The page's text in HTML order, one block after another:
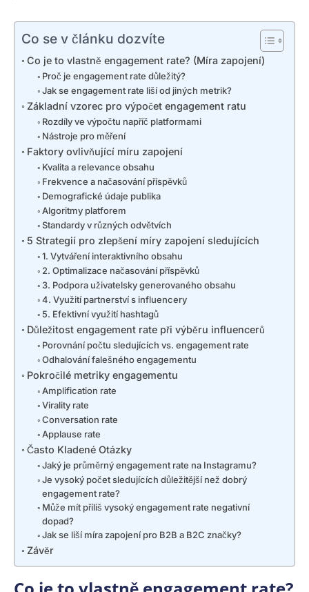
Co se v článku dozvíte
Co je to vlastně engagement rate? (Míra zapojení)
Proč je engagement rate důležitý?
Jak se engagement rate liší od jiných metrik?
Základní vzorec pro výpočet engagement ratu
Rozdíly ve výpočtu napříč platformami
Nástroje pro měření
Faktory ovlivňující míru zapojení
Kvalita a relevance obsahu
Frekvence a načasování příspěvků
Demografické údaje publika
Algoritmy platforem
Standardy v různých odvětvích
5 Strategií pro zlepšení míry zapojení sledujících
1. Vytváření interaktivního obsahu
2. Optimalizace načasování příspěvků
3. Podpora uživatelsky generovaného obsahu
4. Využití partnerství s influencery
5. Efektivní využití hashtagů
Důležitost engagement rate při výběru influencerů
Porovnání počtu sledujících vs. engagement rate
Odhalování falešného engagementu
Pokročilé metriky engagementu
Amplification rate
Virality rate
Conversation rate
Applause rate
Často Kladené Otázky
Jaký je průměrný engagement rate na Instagramu?
Je vysoký počet sledujících důležitější než dobrý
engagement rate?
Může mít příliš vysoký engagement rate negativní
dopad?
Jak se liší míra zapojení pro B2B a B2C značky?
Závěr